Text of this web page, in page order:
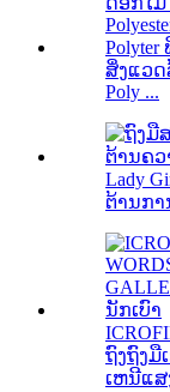
ສິ່ງແວດ
Poly ...
Lady
ຕ້ານກ
ຖົງຖົງມື
ເຫນີແສ